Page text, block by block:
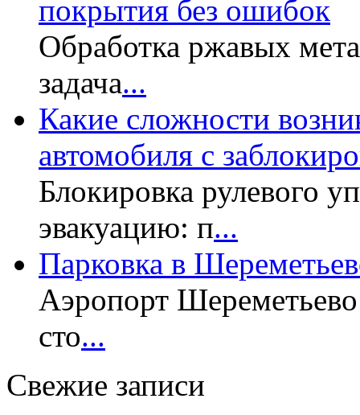
покрытия без ошибок
Обработка ржавых
задача...
Какие сложности
автомобиля с
Блокировка рулевого
эвакуацию: п...
Парковка в
Аэропорт Шереметьево
сто...
Свежие записи